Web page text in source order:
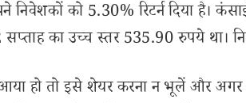
को 5.30% रिटर्न दिया है।
का उच्च स्तर 535.90 रुपये था।
हो तो इसे शेयर करना न भूलें और